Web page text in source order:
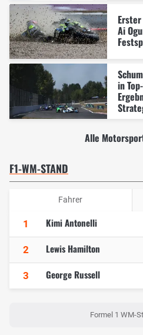
Ai
in
Alle
F1-WM-STAND
Fahrer
1 Kimi Antonelli
2 Lewis Hamilton
3 George Russell
Formel 1 WM-